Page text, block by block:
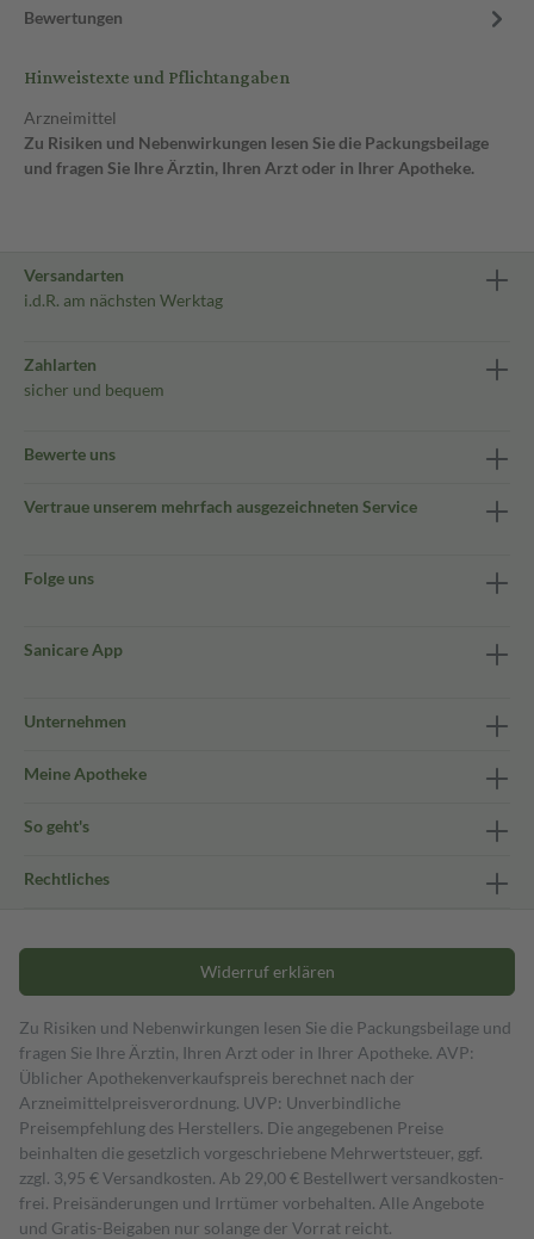
Bewertungen
Hinweistexte und Pflichtangaben
Arzneimittel
Zu Risiken und Nebenwirkungen lesen Sie die Packungsbeilage
und fragen Sie Ihre Ärztin, Ihren Arzt oder in Ihrer Apotheke.
Versandarten
i.d.R. am nächsten Werktag
Zahlarten
sicher und bequem
Bewerte uns
Vertraue unserem mehrfach ausgezeichneten Service
Folge uns
Sanicare App
Unternehmen
Meine Apotheke
So geht's
Rechtliches
Widerruf erklären
Zu Risiken und Nebenwirkungen lesen Sie die Packungsbeilage und
fragen Sie Ihre Ärztin, Ihren Arzt oder in Ihrer Apotheke. AVP:
Üblicher Apothekenverkaufspreis berechnet nach der
Arzneimittelpreisverordnung. UVP: Unverbindliche
Preisempfehlung des Herstellers. Die angegebenen Preise
beinhalten die gesetzlich vorgeschriebene Mehrwertsteuer, ggf.
zzgl. 3,95 € Versandkosten. Ab 29,00 € Bestell­wert versand­kosten­
frei. Preisänderungen und Irrtümer vorbehalten. Alle Angebote
und Gratis-Beigaben nur solange der Vorrat reicht.